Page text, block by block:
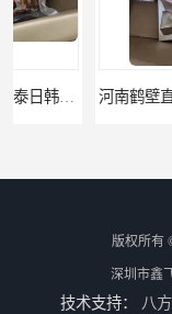
版权所有
深圳市鑫
技术支持： 八